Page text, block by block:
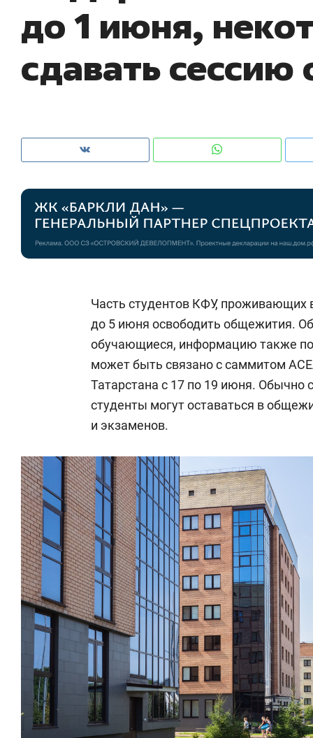
до 1 июня,
сдавать сессию
Часть студентов КФУ, проживающих
до 5 июня освободить общежития.
обучающиеся, информацию также
может быть связано с саммитом
Татарстана с 17 по 19 июня. Обычно
студенты могут оставаться в
и экзаменов.
чем интересен Оман?
Рекомендуем
комфорта под Казанью